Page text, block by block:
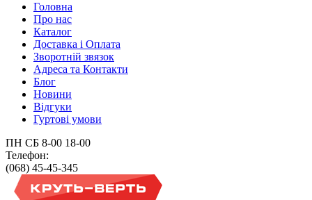
Головна
Про нас
Каталог
Доставка і Оплата
Зворотній звязок
Адреса та Контакти
Блог
Новини
Відгуки
Гуртові умови
ПН СБ 8-00 18-00
Телефон:
(068) 45-45-345